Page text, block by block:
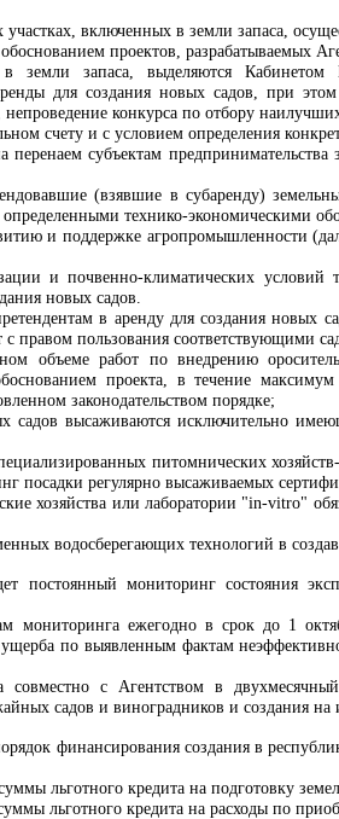
включенных в земли запаса,
проектов, разрабатываемых
земли запаса, выделяются
для создания новых садов, при
конкурса по отбору
счету и с условием определения
перенаем субъектам
(взявшие в субаренду)
технико-экономическими
и поддержке агропромышленности
и почвенно-климатических условий
новых садов.
в аренду для создания новых
с правом пользования соответствующими
объеме работ по внедрению
проекта, в течение
законодательством порядке;
садов высаживаются исключительно
питомнических
посадки регулярно высаживаемых
хозяйства или лаборатории "in-vitro"
водосберегающих технологий в
постоянный мониторинг состояния
мониторинга ежегодно в срок до 1
по выявленным фактам
совместно с Агентством в
садов и виноградников и создания на
финансирования создания в
льготного кредита на подготовку
льготного кредита на расходы по